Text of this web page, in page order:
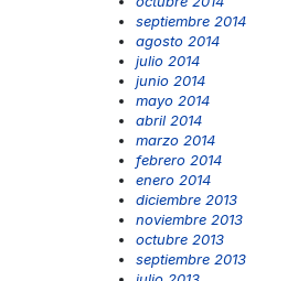
septiembre 2014
agosto 2014
julio 2014
junio 2014
mayo 2014
abril 2014
marzo 2014
febrero 2014
enero 2014
diciembre 2013
noviembre 2013
octubre 2013
septiembre 2013